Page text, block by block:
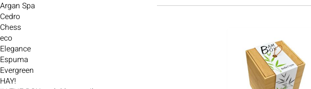
Argan Spa
Cedro
Chess
eco
Elegance
Espuma
Evergreen
HAY!